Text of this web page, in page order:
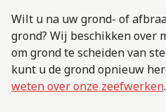
Wilt u na uw grond- of
grond? Wij beschikken over
om grond te scheiden van
kunt u de grond opnieuw
weten over onze zeefwerken.